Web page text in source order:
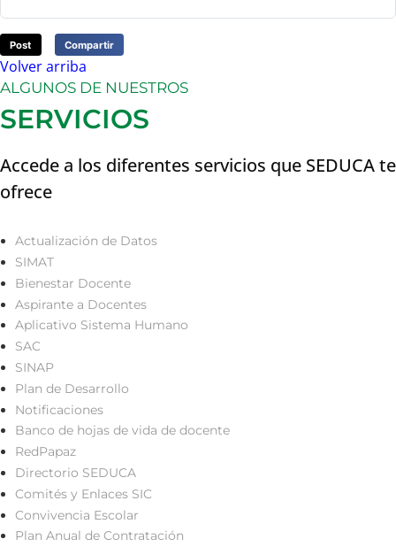
Post Compartir
Volver arriba
ALGUNOS DE NUESTROS
SERVICIOS
Accede a los diferentes servicios que SEDUCA te
ofrece
Actualización de Datos
SIMAT
Bienestar Docente
Aspirante a Docentes
Aplicativo Sistema Humano
SAC
SINAP
Plan de Desarrollo
Notificaciones
Banco de hojas de vida de docente
RedPapaz
Directorio SEDUCA
Comités y Enlaces SIC
Convivencia Escolar
Plan Anual de Contratación